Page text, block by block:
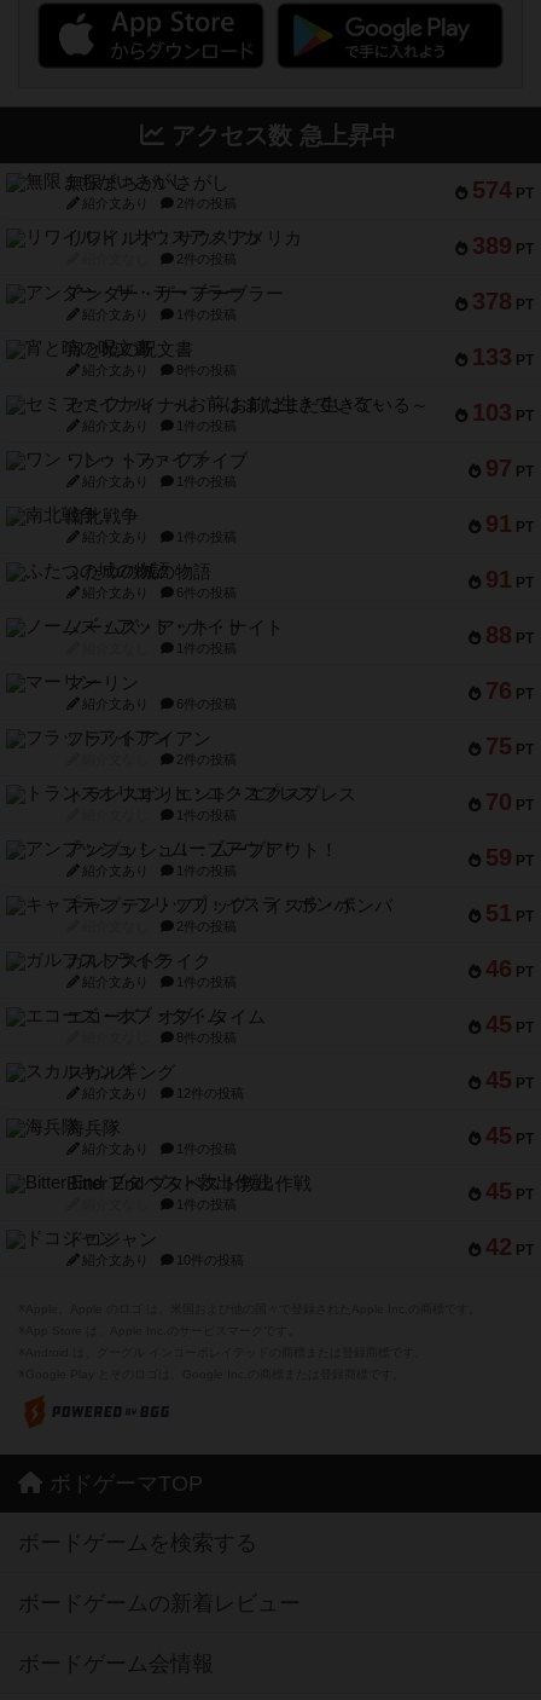
アクセス数 急上昇中
574 PT
無限まちがいさがし
紹介文あり 2件の投稿
389 PT
リワイルド：サウスアメリカ
2件の投稿
378 PT
アンダー・ザ・テーブラー
紹介文あり 1件の投稿
133 PT
宵と暁の呪文書
紹介文あり 8件の投稿
103 PT
セミファイナル ～お前はまだ生きている～
紹介文あり 1件の投稿
97 PT
ワン・トゥ・ファイブ
紹介文あり 1件の投稿
91 PT
南北戦争
紹介文あり 1件の投稿
91 PT
ふたつの城の物語
紹介文あり 6件の投稿
88 PT
ノームズ・アット・ナイト
1件の投稿
76 PT
マーリン
紹介文あり 6件の投稿
75 PT
フラットアイアン
2件の投稿
70 PT
トランスオリエント・エクスプレス
1件の投稿
59 PT
アンブッシュ！：ムーブアウト！
紹介文あり 1件の投稿
51 PT
キャプテン・フリップ：イスラ・ボンバ
2件の投稿
46 PT
ガルフストライク
紹介文あり 1件の投稿
45 PT
エコーズ・オブ・タイム
8件の投稿
45 PT
スカルキング
紹介文あり 12件の投稿
45 PT
海兵隊
紹介文あり 1件の投稿
45 PT
Bitter End ブタペスト救出作戦
1件の投稿
42 PT
ドコジャン
紹介文あり 10件の投稿
ボドゲーマTOP
ボードゲームを検索する
ボードゲームの新着レビュー
ボードゲーム会情報